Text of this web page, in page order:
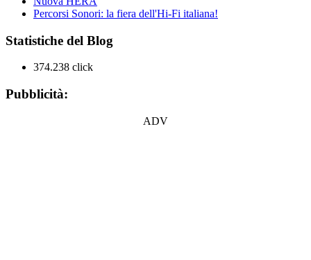
Percorsi Sonori: la fiera dell'Hi-Fi italiana!
Statistiche del Blog
374.238 click
Pubblicità:
ADV